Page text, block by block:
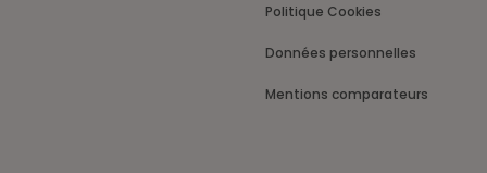
Politique Cookies
Données personnelles
Mentions comparateurs